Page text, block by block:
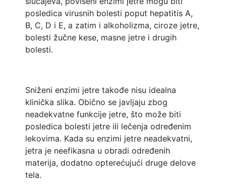
posledica virusnih bolesti poput hepatitis A,
B, C, D i E, a zatim i alkoholizma, ciroze jetre,
bolesti žučne kese, masne jetre i drugih
bolesti.
Sniženi enzimi jetre takođe nisu idealna
klinička slika. Obično se javljaju zbog
neadekvatne funkcije jetre, što može biti
posledica bolesti jetre ili lečenja određenim
lekovima. Kada su enzimi jetre neadekvatni,
jetra je neefikasna u obradi određenih
materija, dodatno opterećujući druge delove
tela.